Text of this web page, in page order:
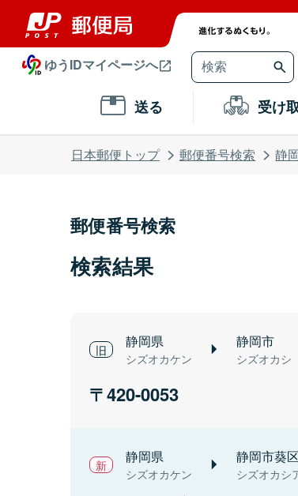
ゆうIDマイページへ
送る 受け
日本郵便トップ 郵便番号検索 静
郵便番号検索
検索結果
静岡県
シズオカケン
静岡市
シズオカシ
420-0053
静岡県
シズオカケン
静岡市葵区
シズオカシ